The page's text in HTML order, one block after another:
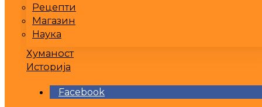
Рецепти
Магазин
Наука
Хуманост
Историја
Facebook